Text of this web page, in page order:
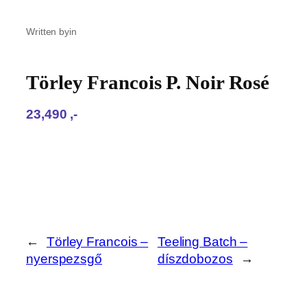
Written byin
Törley Francois P. Noir Rosé
23,490‎ ,-
←
Törley Francois –
nyerspezsgő
Teeling Batch –
díszdobozos
→